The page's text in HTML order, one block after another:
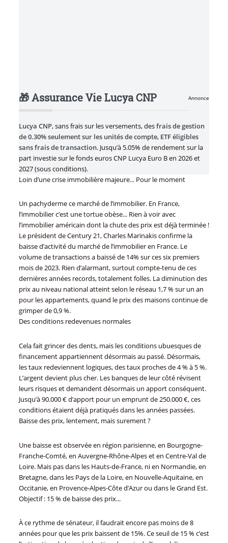
Annonce
🎁 Assurance Vie Lucya CNP
Lucya CNP, sans frais sur les versements, desfrais de gestion
de 0.30% seulement sur les unités de compte, ETF éligibles
sans frais de transaction. Jusqu’à 5.05% de rendement sur la
part investie sur le fonds euros CNP Lucya Euro B en 2026 et
2027 (sous conditions).
Loin d’une crise immobilière majeure... Pour le moment
Un pachyderme ce marché de l’immobilier. En France,
l’immobilier c’est une tortue obèse... Rien à voir avec
l’immobilier américain dont la chute des prix est déjà terminée !
Le président de Century 21, Charles Marinakis confirme la
baisse d’activité du marché de l’immobilier en France. Le
volume de transactions a baissé de 14% sur ces six premiers
mois de 2023. Rien d’alarmant, surtout compte-tenu de ces
dernières années records, totalement folles. La diminution des
prix au niveau national atteint selon le réseau 1,7 % sur un an
pour les appartements, quand le prix des maisons continue de
grimper de 0,9 %.
Des conditions redevenues normales
Cela fait grincer des dents, mais les conditions ubuesques de
financement appartiennent désormais au passé. Désormais,
les taux redeviennent logiques, des taux proches de 4 % à 5 %.
L’argent devient plus cher. Les banques de leur côté révisent
leurs risques et demandent désormais un apport conséquent.
Jusqu’à 90.000 € d’apport pour un emprunt de 250.000 €, ces
conditions étaient déjà pratiqués dans les années passées.
Baisse des prix, lentement, mais surement ?
Une baisse est observée en région parisienne, en Bourgogne-
Franche-Comté, en Auvergne-Rhône-Alpes et en Centre-Val de
Loire. Mais pas dans les Hauts-de-France, ni en Normandie, en
Bretagne, dans les Pays de la Loire, en Nouvelle-Aquitaine, en
Occitanie, en Provence-Alpes-Côte d’Azur ou dans le Grand Est.
Objectif : 15 % de baisse des prix...
À ce rythme de sénateur, il faudrait encore pas moins de 8
années pour que les prix baissent de 15%. Ce seuil de 15 % c’est